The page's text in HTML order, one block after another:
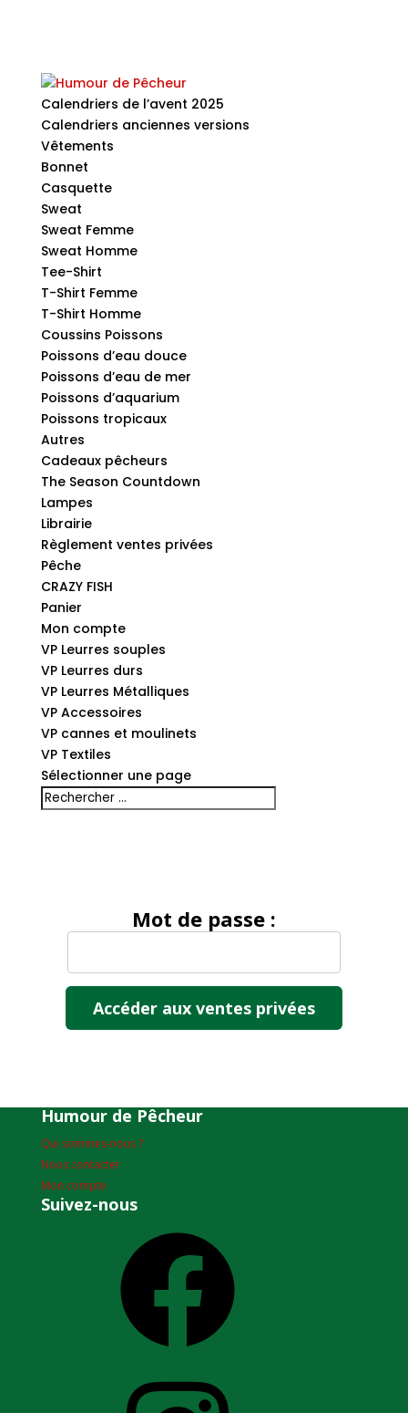
Calendriers de l’avent 2025
Calendriers anciennes versions
Vêtements
Bonnet
Casquette
Sweat
Sweat Femme
Sweat Homme
Tee-Shirt
T-Shirt Femme
T-Shirt Homme
Coussins Poissons
Poissons d’eau douce
Poissons d’eau de mer
Poissons d’aquarium
Poissons tropicaux
Autres
Cadeaux pêcheurs
The Season Countdown
Lampes
Librairie
Règlement ventes privées
Pêche
CRAZY FISH
Panier
Mon compte
VP Leurres souples
VP Leurres durs
VP Leurres Métalliques
VP Accessoires
VP cannes et moulinets
VP Textiles
Sélectionner une page
Mot de passe :
Humour de Pêcheur
Qui sommes-nous ?
Nous contacter
Mon compte
Suivez-nous